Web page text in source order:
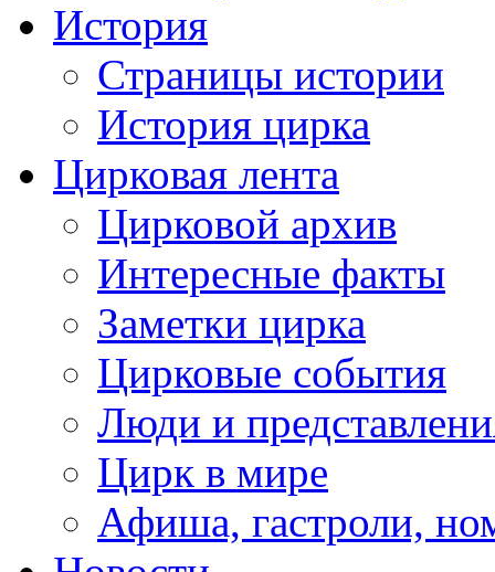
История
Страницы истории
История цирка
Цирковая лента
Цирковой архив
Интересные факты
Заметки цирка
Цирковые события
Люди и
Цирк в мире
Афиша, гастроли,